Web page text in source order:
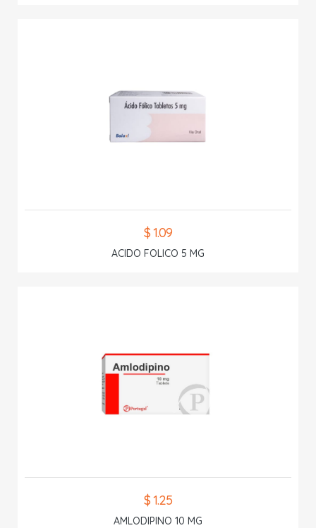
$ 1.09
ACIDO FOLICO 5 MG
$ 1.25
AMLODIPINO 10 MG